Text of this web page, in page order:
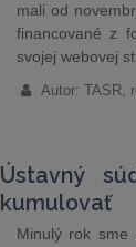
mali od
financované z
svojej webovej
Autor: TASR,
Ústavný
kumulovať
Minulý rok sme